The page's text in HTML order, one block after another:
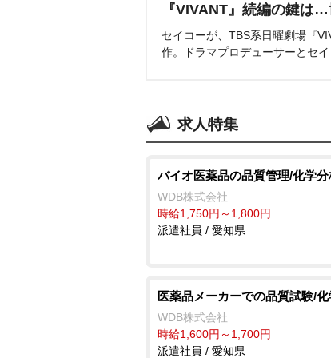
『VIVANT』続編の鍵は
セイコーが、TBS系日曜劇場『
作。ドラマプロデューサーとセ
求人特集
バイオ医薬品の品質管理/化学分
WDB株式会社
時給1,750円～1,800円
派遣社員 / 愛知県
医薬品メーカーでの品質試験/
WDB株式会社
時給1,600円～1,700円
派遣社員 / 愛知県